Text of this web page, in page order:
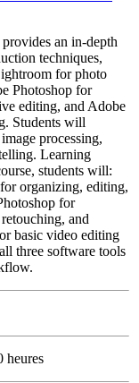
an in-depth
techniques,
for photo
Photoshop for
editing, and Adobe
Students will
processing,
Learning
students will:
organizing, editing,
for
and
basic video editing
three software tools
heures